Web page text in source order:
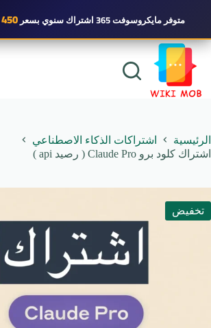
متوفرمايكروسوفت 365 اشتراك سنوي بسعر450 جنيه
التجاوز
المحتوى
الرئيسية
اشتراكات الذكاء الاصطناعي
اشتراك كلود برو Claude Pro ( رصيد api )
تخفيض